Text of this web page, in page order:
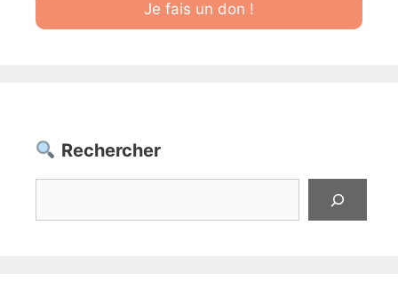
Je fais un don !
Rechercher